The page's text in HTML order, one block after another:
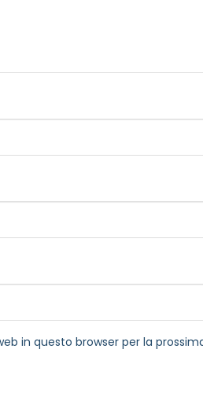
in questo browser per la